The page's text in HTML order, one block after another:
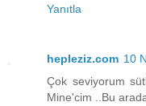
Yanıtla
hepleziz.com 10
Çok seviyorum
Mine'cim ..Bu